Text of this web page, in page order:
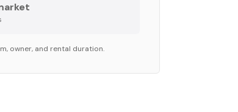
owner, and rental duration.